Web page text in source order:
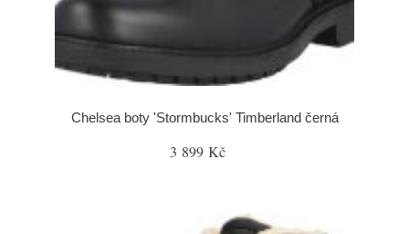
Chelsea boty 'Stormbucks' Timberland černá
3 899 Kč